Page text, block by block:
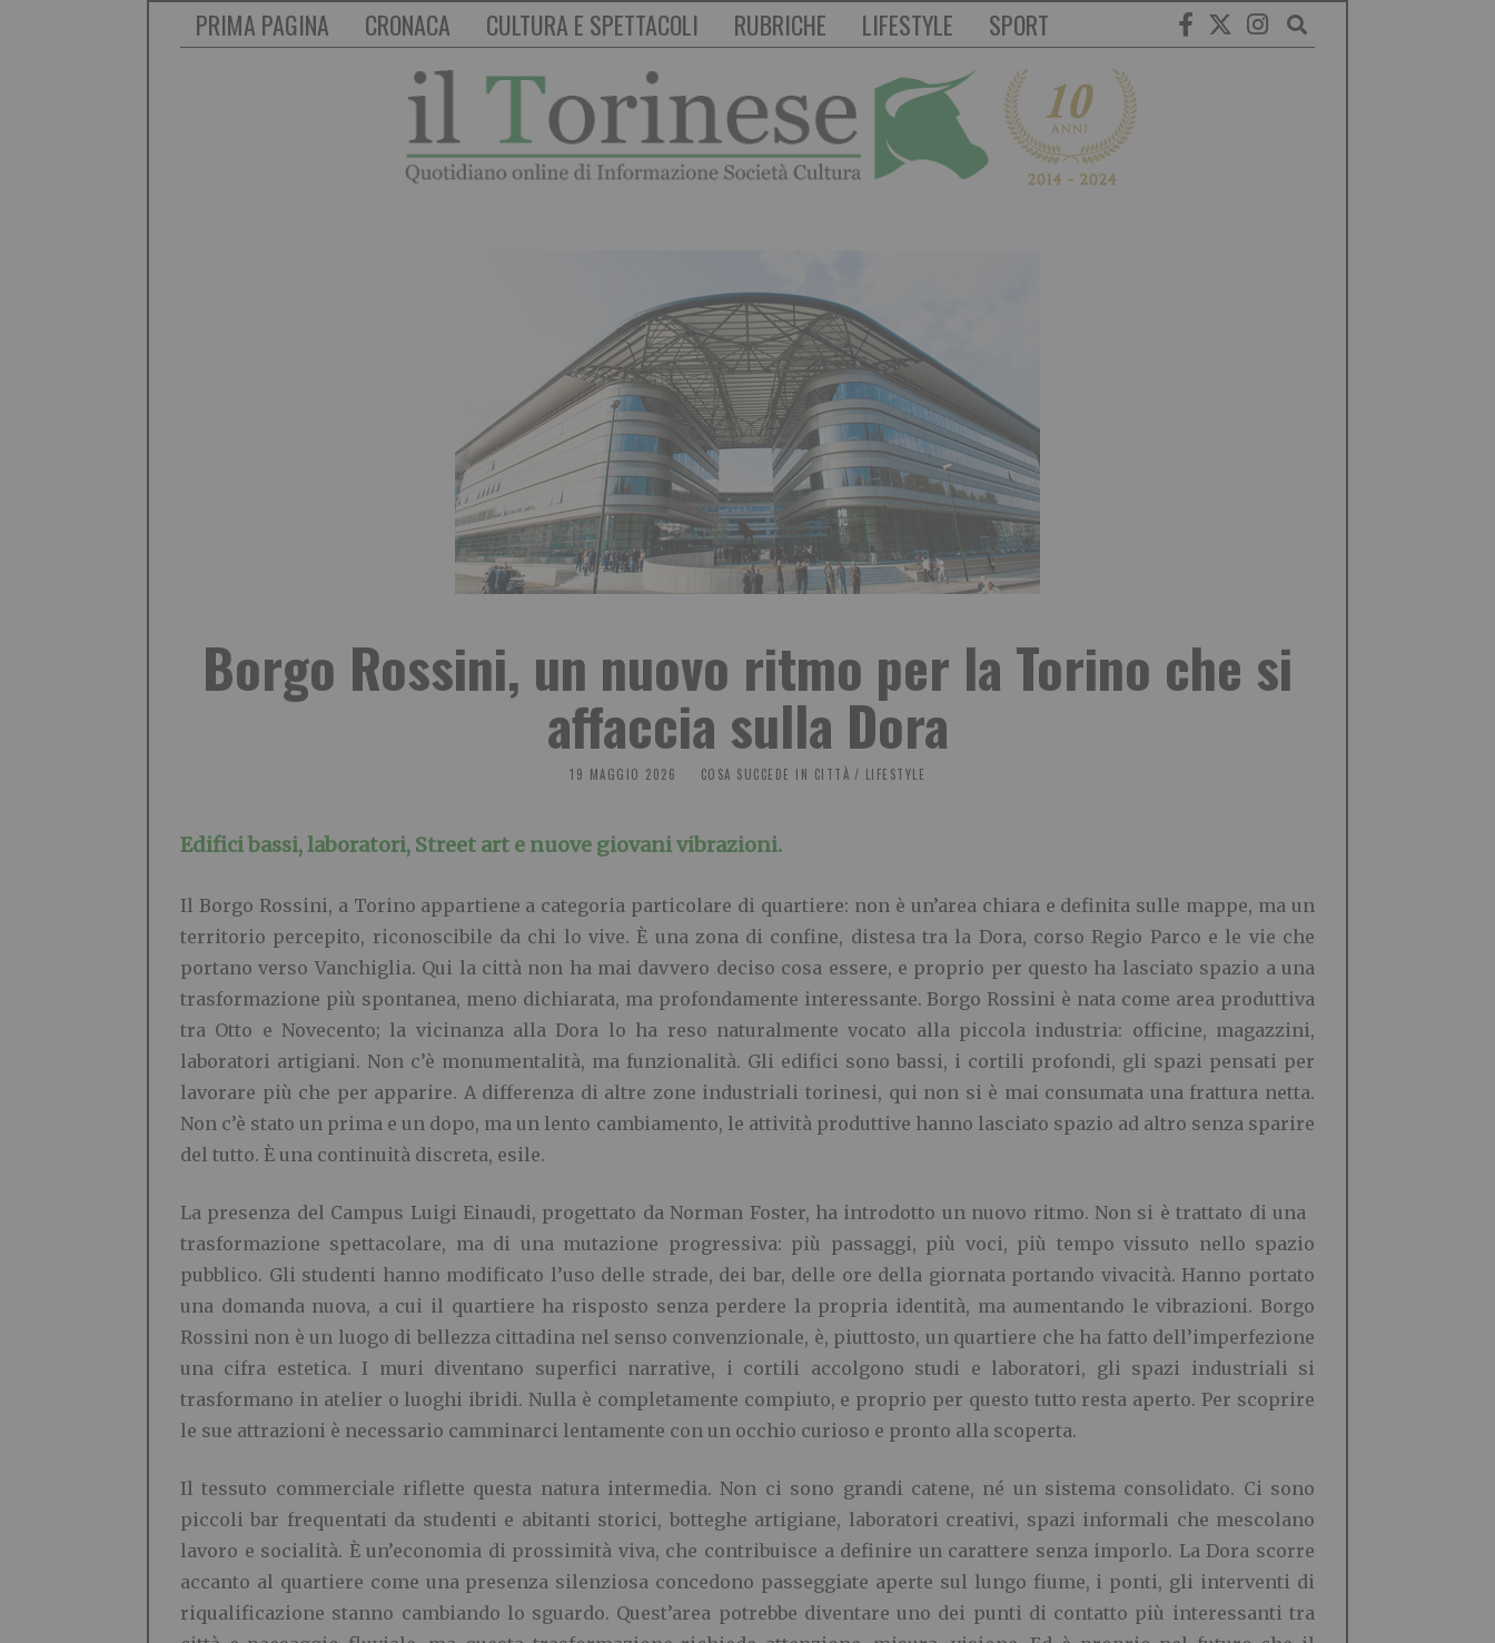
PRIMA PAGINA CRONACA CULTURA E SPETTACOLI RUBRICHE LIFESTYLE SPORT
Borgo Rossini, un nuovo ritmo per la Torino che si
affaccia sulla Dora
19 MAGGIO 2026 COSA SUCCEDE IN CITTÀ / LIFESTYLE
Edifici bassi, laboratori, Street art e nuove giovani vibrazioni.
Il Borgo Rossini, a Torino appartiene a categoria particolare di quartiere: non è un’area chiara e definita sulle mappe, ma un
territorio percepito, riconoscibile da chi lo vive. È una zona di confine, distesa tra la Dora, corso Regio Parco e le vie che
portano verso Vanchiglia. Qui la città non ha mai davvero deciso cosa essere, e proprio per questo ha lasciato spazio a una
trasformazione più spontanea, meno dichiarata, ma profondamente interessante. Borgo Rossini è nata come area produttiva
tra Otto e Novecento; la vicinanza alla Dora lo ha reso naturalmente vocato alla piccola industria: officine, magazzini,
laboratori artigiani. Non c’è monumentalità, ma funzionalità. Gli edifici sono bassi, i cortili profondi, gli spazi pensati per
lavorare più che per apparire. A differenza di altre zone industriali torinesi, qui non si è mai consumata una frattura netta.
Non c’è stato un prima e un dopo, ma un lento cambiamento, le attività produttive hanno lasciato spazio ad altro senza sparire
del tutto. È una continuità discreta, esile.
La presenza del Campus Luigi Einaudi, progettato da Norman Foster, ha introdotto un nuovo ritmo. Non si è trattato di una
trasformazione spettacolare, ma di una mutazione progressiva: più passaggi, più voci, più tempo vissuto nello spazio
pubblico. Gli studenti hanno modificato l’uso delle strade, dei bar, delle ore della giornata portando vivacità. Hanno portato
una domanda nuova, a cui il quartiere ha risposto senza perdere la propria identità, ma aumentando le vibrazioni. Borgo
Rossini non è un luogo di bellezza cittadina nel senso convenzionale, è, piuttosto, un quartiere che ha fatto dell’imperfezione
una cifra estetica. I muri diventano superfici narrative, i cortili accolgono studi e laboratori, gli spazi industriali si
trasformano in atelier o luoghi ibridi. Nulla è completamente compiuto, e proprio per questo tutto resta aperto. Per scoprire
le sue attrazioni è necessario camminarci lentamente con un occhio curioso e pronto alla scoperta.
Il tessuto commerciale riflette questa natura intermedia. Non ci sono grandi catene, né un sistema consolidato. Ci sono
piccoli bar frequentati da studenti e abitanti storici, botteghe artigiane, laboratori creativi, spazi informali che mescolano
lavoro e socialità. È un’economia di prossimità viva, che contribuisce a definire un carattere senza imporlo. La Dora scorre
accanto al quartiere come una presenza silenziosa concedono passeggiate aperte sul lungo fiume, i ponti, gli interventi di
riqualificazione stanno cambiando lo sguardo. Quest’area potrebbe diventare uno dei punti di contatto più interessanti tra